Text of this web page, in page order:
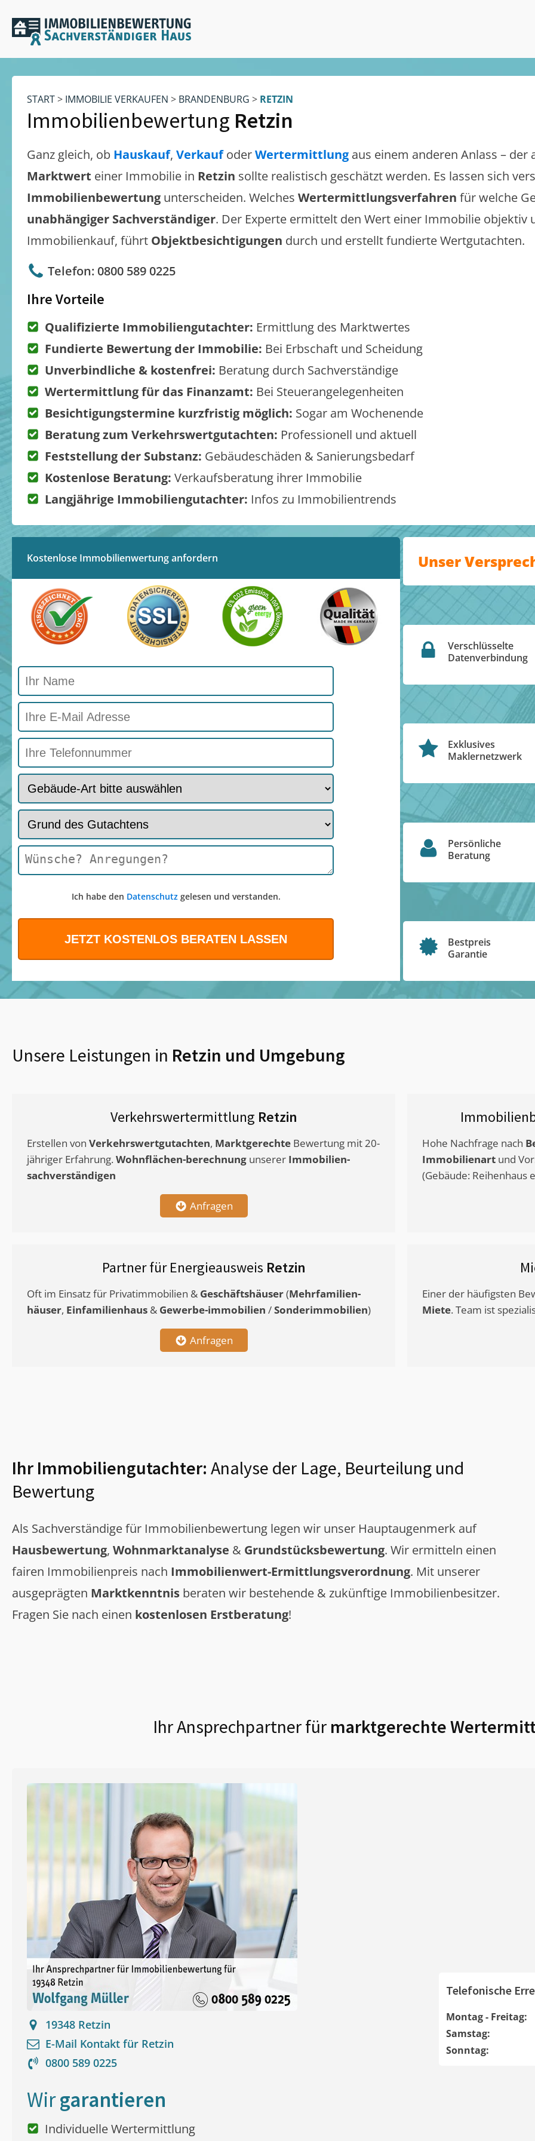
START> IMMOBILIE VERKAUFEN > BRANDENBURG > RETZIN
Immobilienbewertung Retzin
Ganz gleich, ob Hauskauf, VerkaufoderWertermittlung aus einem anderen Anlass – der
Marktwert einer Immobilie in Retzin sollte realistisch geschätzt werden. Es lassen sich
Immobilienbewertung unterscheiden. Welches Wertermittlungsverfahren für welche
unabhängiger Sachverständiger. Der Experte ermittelt den Wert einer Immobilie objektiv
Immobilienkauf, führt Objektbesichtigungen durch und erstellt fundierte Wertgutachten.
Telefon: 0800 589 0225
Ihre Vorteile
Qualifizierte Immobiliengutachter: Ermittlung des Marktwertes
Fundierte Bewertung der Immobilie: Bei Erbschaft und Scheidung
Unverbindliche & kostenfrei: Beratung durch Sachverständige
Wertermittlung für das Finanzamt: Bei Steuerangelegenheiten
Besichtigungstermine kurzfristig möglich: Sogar am Wochenende
Beratung zum Verkehrswertgutachten: Professionell und aktuell
Feststellung der Substanz: Gebäudeschäden & Sanierungsbedarf
Kostenlose Beratung: Verkaufsberatung ihrer Immobilie
Langjährige Immobiliengutachter: Infos zu Immobilientrends
Kostenlose Immobilienwertung anfordern
Ich habe den Datenschutzgelesen und verstanden.
Unser
Verschlüsselte
Datenverbindung
Exklusives
Maklernetzwerk
Persönliche
Beratung
Bestpreis
Garantie
Unsere Leistungen in Retzin und Umgebung
Verkehrswertermittlung Retzin
Erstellen von Verkehrswertgutachten, Marktgerechte Bewertung mit 20-
jähriger Erfahrung. Wohnflächen-berechnung unserer Immobilien-
sachverständigen
Anfragen
Hohe Nachfrage nach
Immobilienart und
(Gebäude: Reihenhaus
Partner für Energieausweis Retzin
Oft im Einsatz für Privatimmobilien & Geschäftshäuser(Mehrfamilien-
häuser, Einfamilienhaus & Gewerbe-immobilien /Sonderimmobilien)
Anfragen
Einer der häufigsten
Miete. Team ist
Ihr Immobiliengutachter: Analyse der Lage, Beurteilung und
Bewertung
Als Sachverständige für Immobilienbewertung legen wir unser Hauptaugenmerk auf
Hausbewertung, Wohnmarktanalyse & Grundstücksbewertung. Wir ermitteln einen
fairen Immobilienpreis nach Immobilienwert-Ermittlungsverordnung. Mit unserer
ausgeprägten Marktkenntnis beraten wir bestehende & zukünftige Immobilienbesitzer.
Fragen Sie nach einen kostenlosen Erstberatung!
Ihr Ansprechpartner fürmarktgerechte
19348 Retzin
E-Mail Kontakt für Retzin
0800 589 0225
Telefonische
Montag - Freitag:
Samstag:
Sonntag:
Wirgarantieren
Individuelle Wertermittlung